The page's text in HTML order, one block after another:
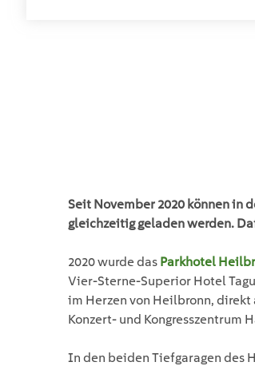
Seit November 2020 können in
gleichzeitig geladen werden.
2020 wurde das Parkhotel
Vier-Sterne-Superior Hotel
im Herzen von Heilbronn,
Konzert- und Kongresszentrum
In den beiden Tiefgaragen des